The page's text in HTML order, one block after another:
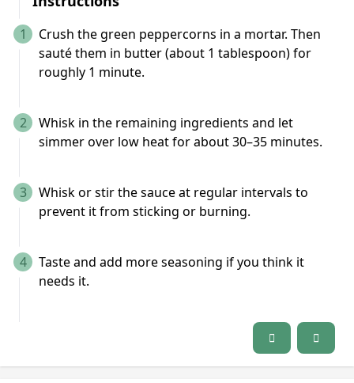
1
Crush the green peppercorns in a mortar. Then
sauté them in butter (about 1 tablespoon) for
roughly 1 minute.
2
Whisk in the remaining ingredients and let
simmer over low heat for about 30–35 minutes.
3
Whisk or stir the sauce at regular intervals to
prevent it from sticking or burning.
4
Taste and add more seasoning if you think it
needs it.